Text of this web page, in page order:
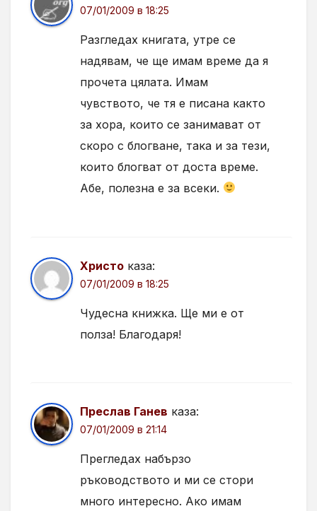
07/01/2009 в 18:25
Разгледах книгата, утре се
надявам, че ще имам време да я
прочета цялата. Имам
чувството, че тя е писана както
за хора, които се занимават от
скоро с блогване, така и за тези,
които блогват от доста време.
Абе, полезна е за всеки.
Христо каза:
07/01/2009 в 18:25
Чудесна книжка. Ще ми е от
полза! Благодаря!
Преслав Ганев каза:
07/01/2009 в 21:14
Прегледах набързо
ръководството и ми се стори
много интересно. Ако имам